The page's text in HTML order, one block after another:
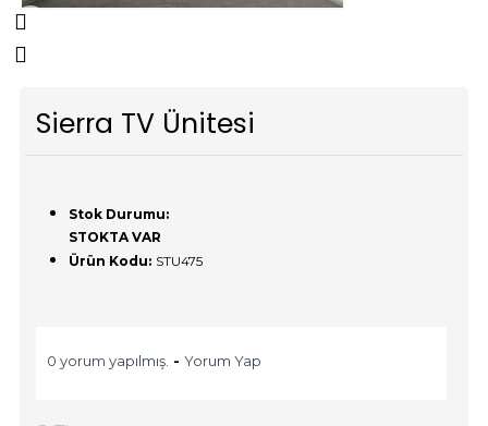
Sierra TV Ünitesi
Stok Durumu:
STOKTA VAR
Ürün Kodu: STU475
0 yorum yapılmış. - Yorum Yap